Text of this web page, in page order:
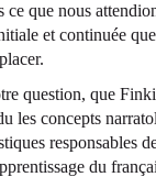
ce que nous
et continuée
question, que
les concepts
responsables
du